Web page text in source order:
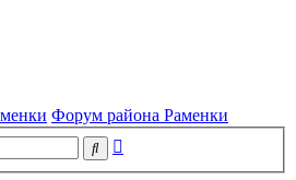
Форум района Раменки
Поиск